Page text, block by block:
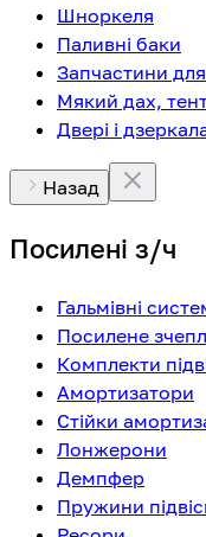
Шноркеля
Паливні баки
Запчастини
Мякий дах,
Двері і
Назад
Посилені з/ч
Гальмівні
Посилене
Комплекти
Амортизатори
Стійки
Лонжерони
Демпфер
Пружини